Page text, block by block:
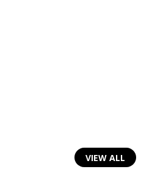
VIEW ALL